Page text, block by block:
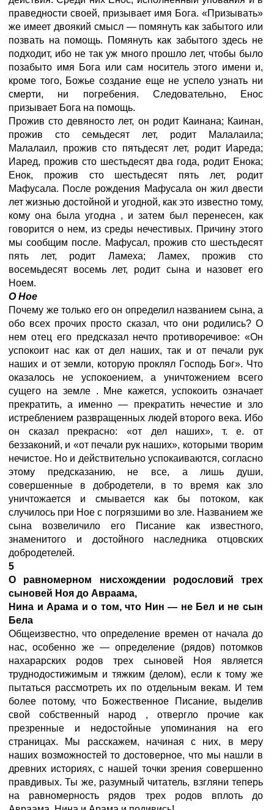
праведности своей, призывает имя Бога. «Призывать»
же имеет двоякий смысл — помянуть как забытого или
позвать на помощь. Помянуть как забытого здесь не
подходит, ибо не так уж много прошло лет, чтобы было
позабыто имя Бога или сам носитель этого имени и,
кроме того, Божье создание еще не успело узнать ни
смерти, ни погребения. Следовательно, Енос
призывает Бога на помощь.
Прожив сто девяносто лет, он родит Каинана; Каинан,
прожив сто семьдесят лет, родит Малалаила;
Малалаил, прожив сто пятьдесят лет, родит Иареда;
Иаред, прожив сто шестьдесят два года, родит Енока;
Енок, прожив сто шестьдесят пять лет, родит
Мафусала. После рождения Мафусала он жил двести
лет жизнью достойной и угодной, как это известно тому,
кому она была угодна , и затем был перенесен, как
говорится о нем, из среды нечестивых. Причину этого
мы сообщим после. Мафусал, прожив сто шестьдесят
пять лет, родит Ламеха; Ламех, прожив сто
восемьдесят восемь лет, родит сына и назовет его
Ноем.
О Ное
Почему же только его он определил названием сына, а
обо всех прочих просто сказал, что они родились? О
нем отец его предсказал нечто противоречивое: «Он
успокоит нас как от дел наших, так и от печали рук
наших и от земли, которую проклял Господь Бог». Что
оказалось не успокоением, а уничтожением всего
сущего на земле . Мне кажется, успокоить означает
прекратить, а именно — прекратить нечестие и зло
истреблением развращенных людей второго века. Ибо
он сказал прекрасно: «от дел наших», т. е. от
беззаконий, и «от печали рук наших», которыми творим
нечистое. Но и действительно успокаиваются, согласно
этому предсказанию, не все, а лишь души,
совершенные в добродетели, в то время как зло
уничтожается и смывается как бы потоком, как
случилось при Ное с погрязшими во зле. Названием же
сына возвеличило его Писание как известного,
знаменитого и достойного наследника отцовских
добродетелей.
5
О равномерном нисхождении родословий трех
сыновей Ноя до Авраама,
Нина и Арама и о том, что Нин — не Бел и не сын
Бела
Общеизвестно, что определение времен от начала до
нас, особенно же — определение (рядов) потомков
нахарарских родов трех сыновей Ноя является
труднодостижимым и тяжким (делом), если к тому же
пытаться рассмотреть их по отдельным векам. И тем
более потому, что Божественное Писание, выделив
свой собственный народ , отвергло прочие как
презренные и недостойные упоминания на его
страницах. Мы расскажем, начиная с них, в меру
наших возможностей то достоверное, что мы нашли в
древних историях, с нашей точки зрения совершенно
правдивых. Ты же, разумный читатель, взгляни теперь
на равномерность рядов трех родов вплоть до